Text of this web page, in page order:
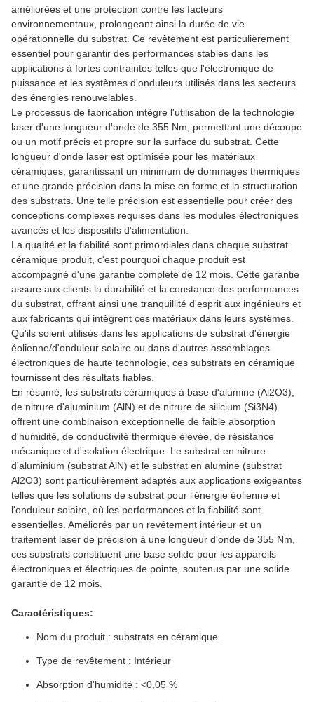
améliorées et une protection contre les facteurs
environnementaux, prolongeant ainsi la durée de vie
opérationnelle du substrat. Ce revêtement est particulièrement
essentiel pour garantir des performances stables dans les
applications à fortes contraintes telles que l'électronique de
puissance et les systèmes d'onduleurs utilisés dans les secteurs
des énergies renouvelables.
Le processus de fabrication intègre l'utilisation de la technologie
laser d'une longueur d'onde de 355 Nm, permettant une découpe
ou un motif précis et propre sur la surface du substrat. Cette
longueur d'onde laser est optimisée pour les matériaux
céramiques, garantissant un minimum de dommages thermiques
et une grande précision dans la mise en forme et la structuration
des substrats. Une telle précision est essentielle pour créer des
conceptions complexes requises dans les modules électroniques
avancés et les dispositifs d'alimentation.
La qualité et la fiabilité sont primordiales dans chaque substrat
céramique produit, c'est pourquoi chaque produit est
accompagné d'une garantie complète de 12 mois. Cette garantie
assure aux clients la durabilité et la constance des performances
du substrat, offrant ainsi une tranquillité d'esprit aux ingénieurs et
aux fabricants qui intègrent ces matériaux dans leurs systèmes.
Qu'ils soient utilisés dans les applications de substrat d'énergie
éolienne/d'onduleur solaire ou dans d'autres assemblages
électroniques de haute technologie, ces substrats en céramique
fournissent des résultats fiables.
En résumé, les substrats céramiques à base d'alumine (Al2O3),
de nitrure d'aluminium (AlN) et de nitrure de silicium (Si3N4)
offrent une combinaison exceptionnelle de faible absorption
d'humidité, de conductivité thermique élevée, de résistance
mécanique et d'isolation électrique. Le substrat en nitrure
d'aluminium (substrat AlN) et le substrat en alumine (substrat
Al2O3) sont particulièrement adaptés aux applications exigeantes
telles que les solutions de substrat pour l'énergie éolienne et
l'onduleur solaire, où les performances et la fiabilité sont
essentielles. Améliorés par un revêtement intérieur et un
traitement laser de précision à une longueur d'onde de 355 Nm,
ces substrats constituent une base solide pour les appareils
électroniques et électriques de pointe, soutenus par une solide
garantie de 12 mois.
Caractéristiques:
Nom du produit : substrats en céramique.
Type de revêtement : Intérieur
Absorption d'humidité : <0,05 %